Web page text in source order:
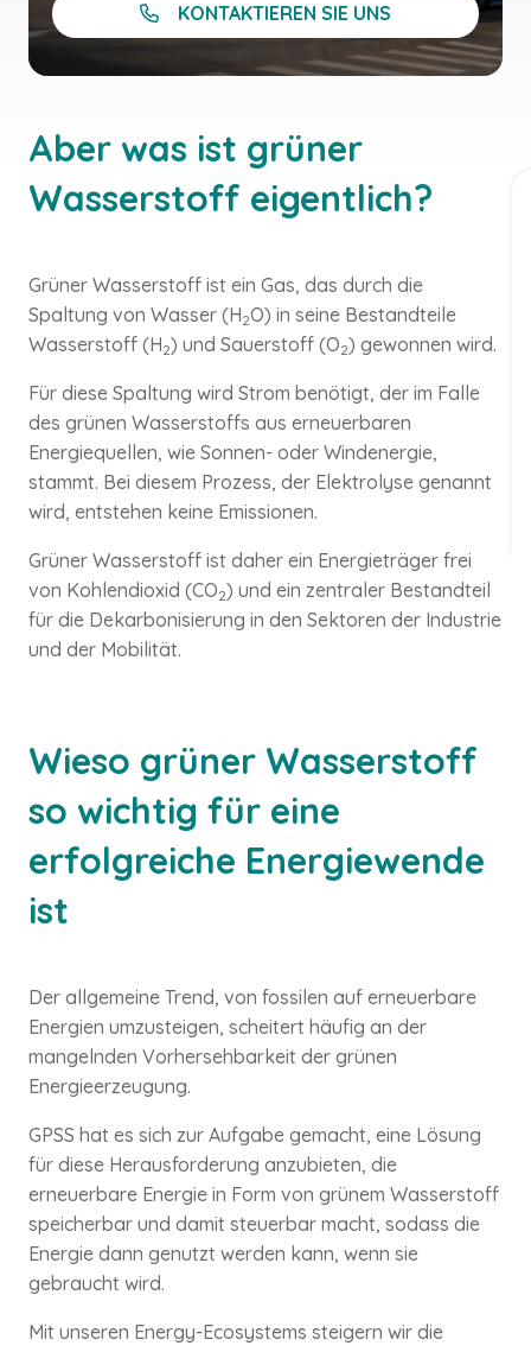
KONTAKTIEREN SIE UNS
Aber was ist grüner
Wasserstoff eigentlich?
Grüner Wasserstoff ist ein Gas, das durch die
Spaltung von Wasser (H2O) in seine Bestandteile
Wasserstoff (H2) und Sauerstoff (O2) gewonnen wird.
Für diese Spaltung wird Strom benötigt, der im Falle
des grünen Wasserstoffs aus erneuerbaren
Energiequellen, wie Sonnen- oder Windenergie,
stammt. Bei diesem Prozess, der Elektrolyse genannt
wird, entstehen keine Emissionen.
Grüner Wasserstoff ist daher ein Energieträger frei
von Kohlendioxid (CO2) und ein zentraler Bestandteil
für die Dekarbonisierung in den Sektoren der Industrie
und der Mobilität.
Wieso grüner Wasserstoff
so wichtig für eine
erfolgreiche Energiewende
ist
Der allgemeine Trend, von fossilen auf erneuerbare
Energien umzusteigen, scheitert häufig an der
mangelnden Vorhersehbarkeit der grünen
Energieerzeugung.
GPSS hat es sich zur Aufgabe gemacht, eine Lösung
für diese Herausforderung anzubieten, die
erneuerbare Energie in Form von grünem Wasserstoff
speicherbar und damit steuerbar macht, sodass die
Energie dann genutzt werden kann, wenn sie
gebraucht wird.
Mit unseren Energy-Ecosystems steigern wir die